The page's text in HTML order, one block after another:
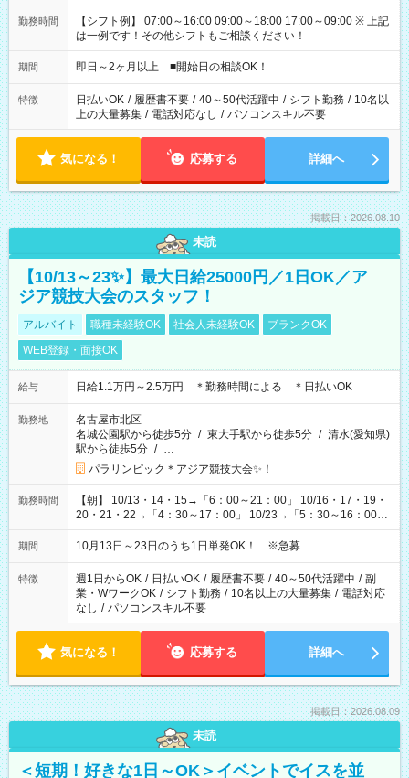
勤務時間
【シフト例】 07:00～16:00 09:00～18:00 17:00～09:00 ※ 上記
は一例です！その他シフトもご相談ください！
期間 即日～2ヶ月以上 ■開始日の相談OK！
特徴 日払いOK / 履歴書不要 / 40～50代活躍中 / シフト勤務 / 10名以
上の大量募集 / 電話対応なし / パソコンスキル不要
気になる！ 応募する 詳細へ
掲載日：2026.08.10
未読
【10/13～23✨】最大日給25000円／1日OK／ア
ジア競技大会のスタッフ！
アルバイト 職種未経験OK 社会人未経験OK
ブランクOK
WEB登録・面接OK
給与 日給1.1万円～2.5万円 ＊勤務時間による ＊日払いOK
勤務地
名古屋市北区
名城公園駅から徒歩5分 / 東大手駅から徒歩5分 / 清水(愛知県)
駅から徒歩5分 / …
パラリンピック＊アジア競技大会✨！
勤務時間
【朝】 10/13・14・15→「6：00～21：00」 10/16・17・19・
20・21・22→「4：30～17：00」 10/23→「5：30～16：00」
【夕方】 10/16・17・19～21→「17：00～26：00」
10/22→「17：00～24：30」 10/23→「16：00～23：00」 ＊
け、夕方だけ、などもOKです！
期間 10月13日～23日のうち1日単発OK！ ※急募
特徴 週1日からOK / 日払いOK / 履歴書不要 / 40～50代活躍中 / 副
業・WワークOK / シフト勤務 / 10名以上の大量募集 / 電話対応
なし / パソコンスキル不要
気になる！ 応募する 詳細へ
掲載日：2026.08.09
未読
＜短期！好きな1日～OK＞イベントでイスを並